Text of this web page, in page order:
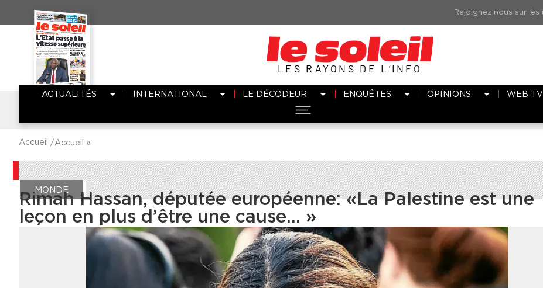
LES RAYONS DE L’INFO
ACTUALITÉS INTERNATIONAL LE DÉCODEUR ENQUÊTES OPINIONS WEB TV
Accueil /Accueil »
MONDE
Rimah Hassan, députée européenne: «La Palestine est une
leçon en plus d’être une cause… »